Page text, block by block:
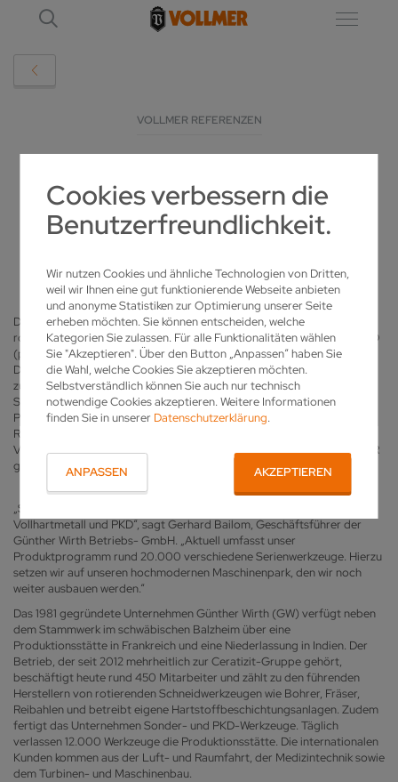
Cookies verbessern die
Benutzerfreundlichkeit.
Wir nutzen Cookies und ähnliche Technologien von Dritten,
weil wir Ihnen eine gut funktionierende Webseite anbieten
und anonyme Statistiken zur Optimierung unserer Seite
erheben möchten. Sie können entscheiden, welche
Kategorien Sie zulassen. Für alle Funktionalitäten wählen
Sie "Akzeptieren". Über den Button „Anpassen“ haben Sie
die Wahl, welche Cookies Sie akzeptieren möchten.
Selbstverständlich können Sie auch nur technisch
notwendige Cookies akzeptieren. Weitere Informationen
finden Sie in unserer Datenschutzerklärung.
ANPASSEN AKZEPTIEREN
VOLLMER REFERENZEN
WENN SCHWABEN SONDERWERKZEUGE
SCHÄRFEN
Das schwäbische Unternehmen Günther Wirth (GW) entwickelt
rotierende Schneid- und Sonderwerkzeuge aus Vollhartmetall und PKD
(polykristalliner Diamant) für die internationale Fertigungsindustrie.
Dafür steht GW ein moderner Maschinenpark mit rund 100 Maschinen
zur Verfügung. Speziell für die Bearbeitung seiner hochpräzisen
Sonderwerkzeuge setzt das Unternehmen auf einen verlässlichen
Partner aus der Region: Sowohl Drahterodiermaschinen der QWD-
Reihe als auch die Schleifmaschine <link iconlink>Vgrind 160 für
Vollhartmetallwerkzeuge des Biberacher Schärfspezialisten VOLLMER
garantieren bei GW eine Fertigung rund um die Uhr.
„Seit mehr als 35 Jahren entwickeln wir Zerspanungswerkzeuge aus
Vollhartmetall und PKD“, sagt Gerhard Bailom, Geschäftsführer der
Günther Wirth Betriebs- GmbH. „Aktuell umfasst unser
Produktprogramm rund 20.000 verschiedene Serienwerkzeuge. Hierzu
setzen wir auf unseren hochmodernen Maschinenpark, den wir noch
weiter ausbauen werden.“
Das 1981 gegründete Unternehmen Günther Wirth (GW) verfügt neben
dem Stammwerk im schwäbischen Balzheim über eine
Produktionsstätte in Frankreich und eine Niederlassung in Indien. Der
Betrieb, der seit 2012 mehrheitlich zur Ceratizit-Gruppe gehört,
beschäftigt heute rund 450 Mitarbeiter und zählt zu den führenden
Herstellern von rotierenden Schneidwerkzeugen wie Bohrer, Fräser,
Reibahlen und betreibt eigene Hartstoffbeschichtungsanlagen. Zudem
fertigt das Unternehmen Sonder- und PKD-Werkzeuge. Täglich
verlassen 12.000 Werkzeuge die Produktionsstätte. Die internationalen
Kunden kommen aus der Luft- und Raumfahrt, der Medizintechnik sowie
dem Turbinen- und Maschinenbau.